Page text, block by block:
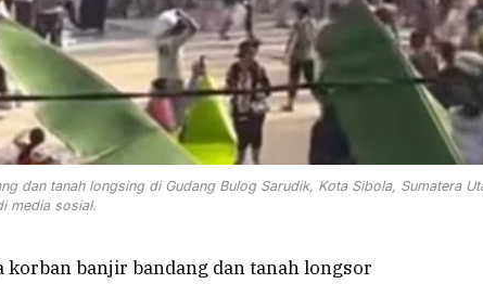
dan tanah longsing di Gudang Bulog Sarudik, Kota Sibola, Sumatera
media sosial.
korban banjir bandang dan tanah longsor